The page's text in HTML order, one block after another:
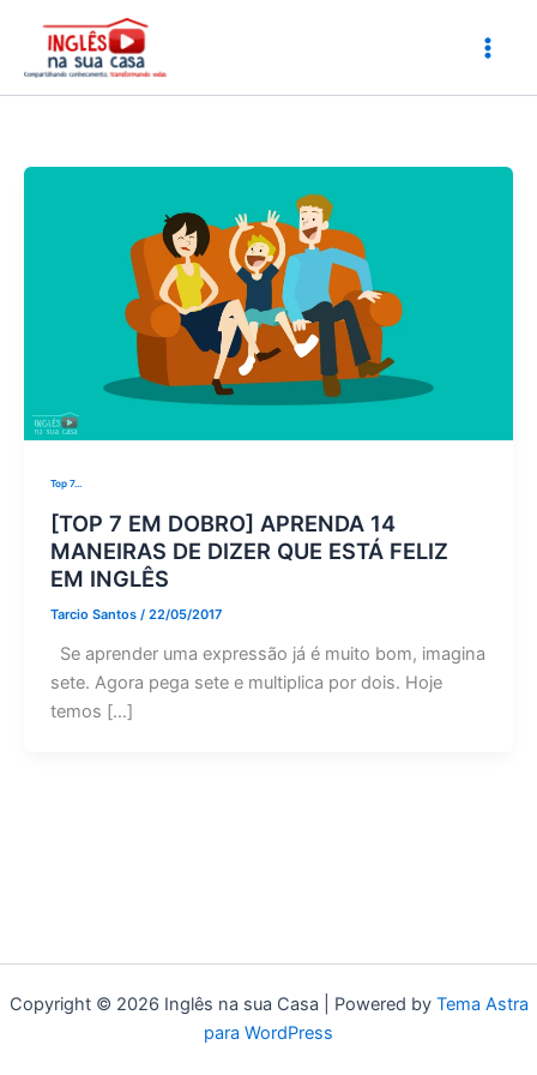
conteúdo
Top 7...
[TOP 7 EM DOBRO] APRENDA 14
MANEIRAS DE DIZER QUE ESTÁ FELIZ
EM INGLÊS
Tarcio Santos / 22/05/2017
Se aprender uma expressão já é muito bom, imagina
sete. Agora pega sete e multiplica por dois. Hoje
temos […]
Copyright © 2026 Inglês na sua Casa | Powered by Tema Astra
para WordPress